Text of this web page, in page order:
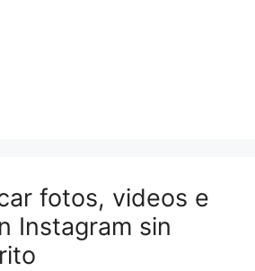
fotos, videos e
Instagram sin